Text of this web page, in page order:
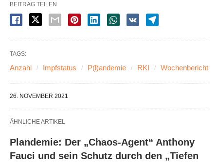
BEITRAG TEILEN
TAGS:
Anzahl Impfstatus P(l)andemie RKI Wochenbericht
26. NOVEMBER 2021
ÄHNLICHE ARTIKEL
Plandemie: Der „Chaos-Agent“ Anthony
Fauci und sein Schutz durch den „Tiefen